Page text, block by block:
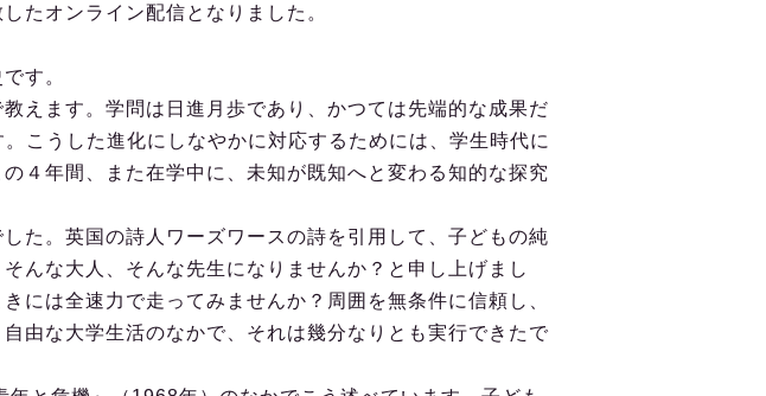
たオンライン配信となりました。
す。
えます。学問は日進月歩であり、かつては先端的な成果だ
こうした進化にしなやかに対応するためには、学生時代に
４年間、また在学中に、未知が既知へと変わる知的な探究
た。英国の詩人ワーズワースの詩を引用して、子どもの純
んな大人、そんな先生になりませんか？と申し上げまし
には全速力で走ってみませんか？周囲を無条件に信頼し、
由な大学生活のなかで、それは幾分なりとも実行できたで